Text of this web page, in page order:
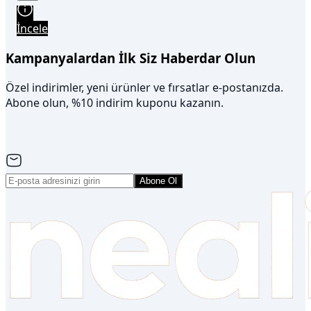
Ayakkabı
İncele
Kampanyalardan İlk Siz Haberdar Olun
Özel indirimler, yeni ürünler ve fırsatlar e-postanızda.
Abone olun, %10 indirim kuponu kazanın.
Abone Ol